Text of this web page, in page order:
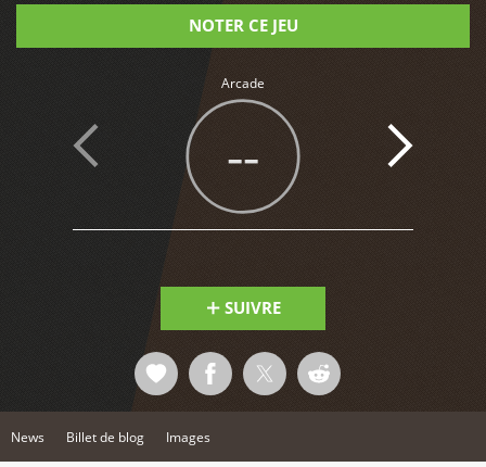
NOTER CE JEU
Arcade
--
SUIVRE
News Billet de blog Images